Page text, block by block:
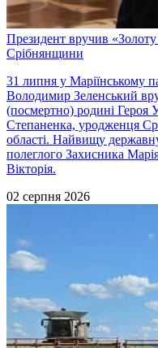
Президент вручив «Золоту
Срібнянщини
31 липня у Маріїнському
Володимир Зеленський
(посмертно) родині Героя
Степаненка, уродженця
області. Найвищу
полеглого Захисника
Вікторія.
02 серпня 2026